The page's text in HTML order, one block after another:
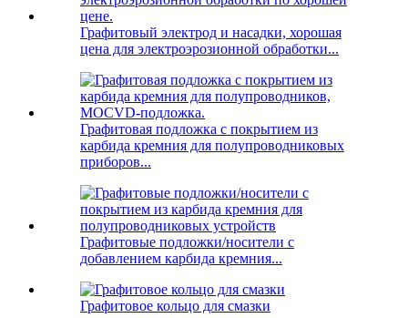
Графитовый электрод и насадки, хорошая
цена для электроэрозионной обработки...
Графитовая подложка с покрытием из
карбида кремния для полупроводниковых
приборов...
Графитовые подложки/носители с
добавлением карбида кремния...
Графитовое кольцо для смазки